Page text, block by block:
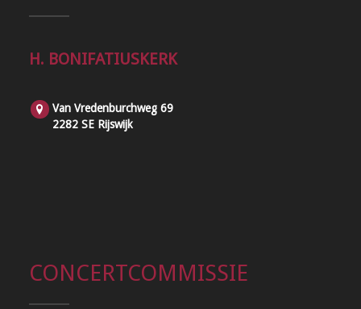
H. BONIFATIUSKERK
Van Vredenburchweg 69
2282 SE Rijswijk
CONCERTCOMMISSIE